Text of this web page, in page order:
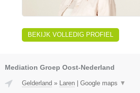
BEKIJK VOLLEDIG PROFIEL
Mediation Groep Oost-Nederland
Gelderland » Laren Google maps ▼